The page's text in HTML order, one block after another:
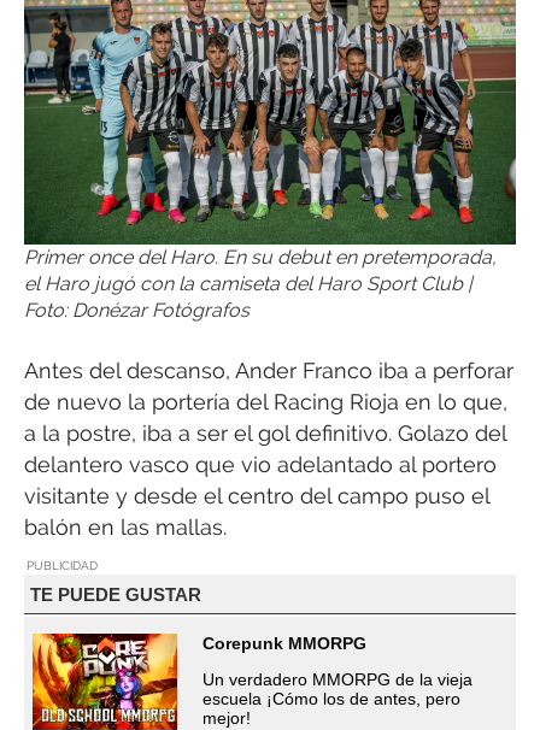
Primer once del Haro. En su debut en pretemporada,
el Haro jugó con la camiseta del Haro Sport Club |
Foto: Donézar Fotógrafos
Antes del descanso, Ander Franco iba a perforar
de nuevo la portería del Racing Rioja en lo que,
a la postre, iba a ser el gol definitivo. Golazo del
delantero vasco que vio adelantado al portero
visitante y desde el centro del campo puso el
balón en las mallas.
PUBLICIDAD
TE PUEDE GUSTAR
Corepunk MMORPG
Un verdadero MMORPG de la vieja
escuela ¡Cómo los de antes, pero
mejor!